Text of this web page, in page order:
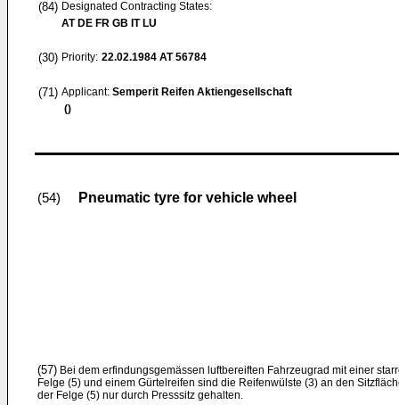
(84) Designated Contracting States:
AT DE FR GB IT LU
(30) Priority: 22.02.1984 AT 56784
(71) Applicant: Semperit Reifen Aktiengesellschaft
()
(54) Pneumatic tyre for vehicle wheel
(57) Bei dem erfindungsgemässen luftbereiften Fahrzeugrad mit einer
Felge (5) und einem Gürtelreifen sind die Reifenwülste (3) an den
der Felge (5) nur durch Presssitz gehalten.